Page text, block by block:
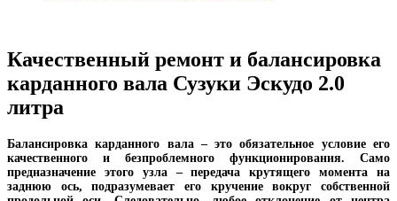
Качественный ремонт и балансировка
карданного вала Сузуки Эскудо 2.0
литра
Балансировка карданного вала – это обязательное условие его
качественного и безпроблемного функционирования. Само
предназначение этого узла – передача крутящего момента на
заднюю ось, подразумевает его кручение вокруг собственной